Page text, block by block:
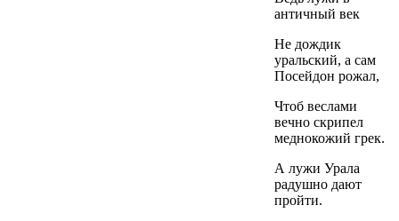
античный век
Не дождик
уральский, а сам
Посейдон рожал,
Чтоб веслами
вечно скрипел
меднокожий грек.
А лужи Урала
радушно дают
пройти.